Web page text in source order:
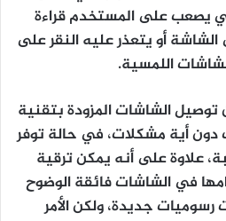
يصعب على المستخدم قراءة
أو يتعذر عليه النقر على
اللمسية.
توصيل الشاشات المزودة بتقنية
دون أية مشكلات، في حالة توفر
علاوة على أنه يمكن ترقية
في الشاشات فائقة الوضوح
جديدة، ولكن الأمر